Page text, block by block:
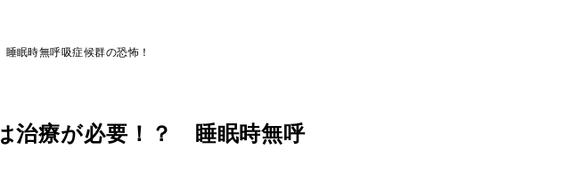
眠時無呼吸症候群の恐怖！
治療が必要！？ 睡眠時無呼